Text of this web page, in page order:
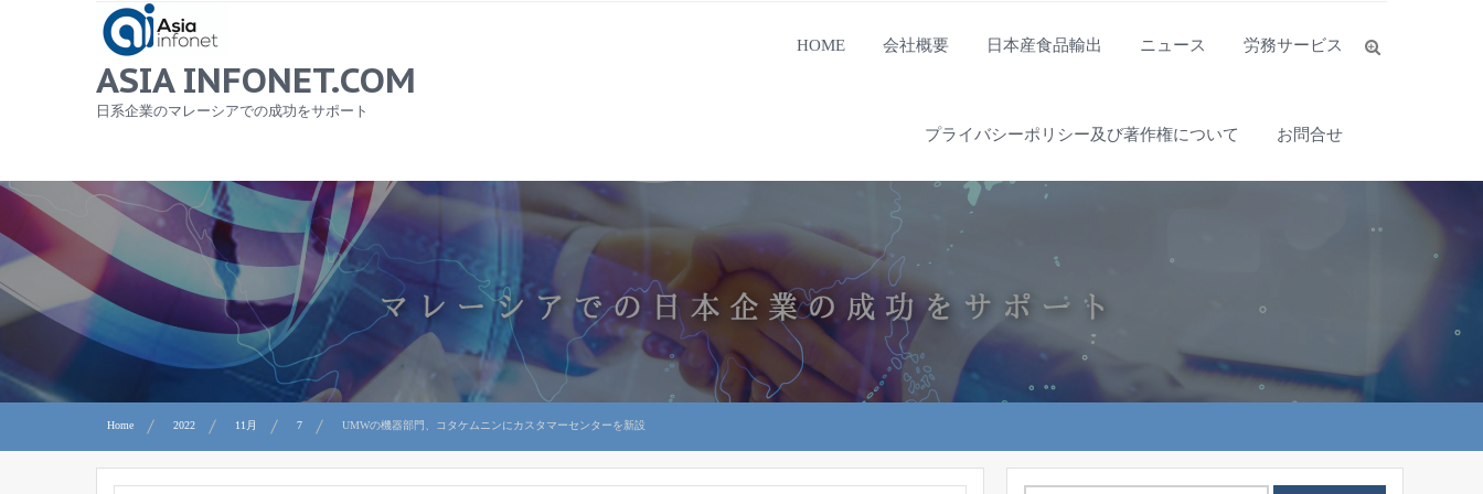
ASIA INFONET.COM
日系企業のマレーシアでの成功をサポート
HOME 会社概要 日本産食品輸出 ニュース 労務サービス
プライバシーポリシー及び著作権について お問合せ
Home 2022 11月 7 UMWの機器部門、コタケムニンにカスタマーセンターを新設